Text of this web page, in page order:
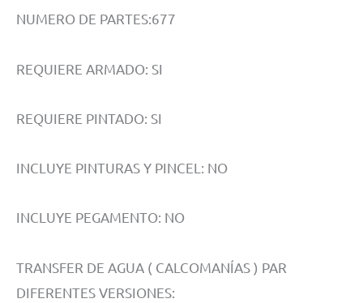
NUMERO DE PARTES:677
REQUIERE ARMADO: SI
REQUIERE PINTADO: SI
INCLUYE PINTURAS Y PINCEL: NO
INCLUYE PEGAMENTO: NO
TRANSFER DE AGUA ( CALCOMANÍAS ) PAR
DIFERENTES VERSIONES: